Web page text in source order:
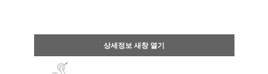
상세정보 새창 열기